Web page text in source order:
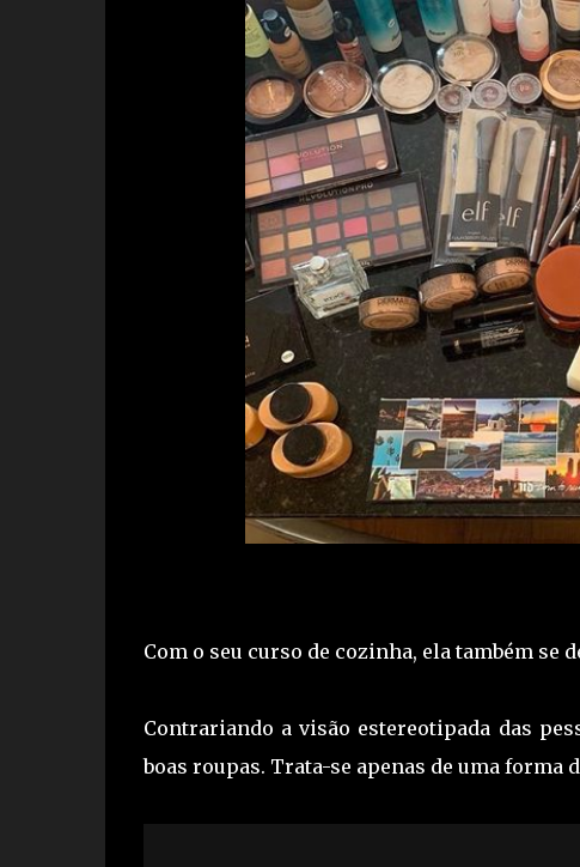
Com o seu curso de cozinha, ela também
Contrariando a visão estereotipada das
boas roupas. Trata-se apenas de uma forma